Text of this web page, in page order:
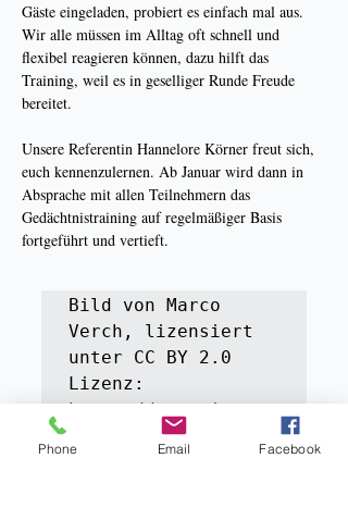
Gäste eingeladen, probiert es einfach mal aus.
Wir alle müssen im Alltag oft schnell und
flexibel reagieren können, dazu hilft das
Training, weil es in geselliger Runde Freude
bereitet.
Unsere Referentin Hannelore Körner freut sich,
euch kennenzulernen. Ab Januar wird dann in
Absprache mit allen Teilnehmern das
Gedächtnistraining auf regelmäßiger Basis
fortgeführt und vertieft.
Bild von Marco
Verch, lizensiert
unter CC BY 2.0
https://creativecom
mons.org/licenses/b
y/2.0/
Phone Email Facebook